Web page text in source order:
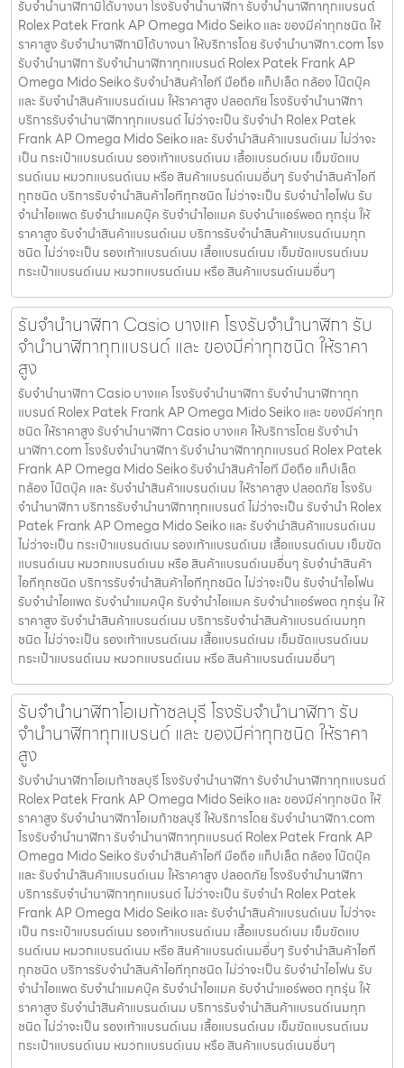
รับจำนำนาฬิกามิโด้บางนา โรงรับจำนำนาฬิกา รับจำนำนาฬิกาทุกแบรนด์
Rolex Patek Frank AP Omega Mido Seiko และ ของมีค่าทุกชนิด ให้
ราคาสูง รับจำนำนาฬิกามิโด้บางนา ให้บริการโดย รับจํานํานาฬิกา.com โรง
รับจำนำนาฬิกา รับจำนำนาฬิกาทุกแบรนด์ Rolex Patek Frank AP
Omega Mido Seiko รับจำนำสินค้าไอที มือถือ แท็ปเล็ต กล้อง โน๊ตบุ๊ค
และ รับจำนำสินค้าแบรนด์เนม ให้ราคาสูง ปลอดภัย โรงรับจำนำนาฬิกา
บริการรับจำนำนาฬิกาทุกแบรนด์ ไม่ว่าจะเป็น รับจำนำ Rolex Patek
Frank AP Omega Mido Seiko และ รับจำนำสินค้าแบรนด์เนม ไม่ว่าจะ
เป็น กระเป๋าแบรนด์เนม รองเท้าแบรนด์เนม เสื้อแบรนด์เนม เข็มขัดแบ
รนด์เนม หมวกแบรนด์เนม หรือ สินค้าแบรนด์เนมอื่นๆ รับจำนำสินค้าไอที
ทุกชนิด บริการรับจำนำสินค้าไอทีทุกชนิด ไม่ว่าจะเป็น รับจำนำไอโฟน รับ
จำนำไอแพด รับจำนำแมคบุ๊ค รับจำนำไอแมค รับจำนำแอร์พอต ทุกรุ่น ให้
ราคาสูง รับจำนำสินค้าแบรนด์เนม บริการรับจำนำสินค้าแบรนด์เนมทุก
ชนิด ไม่ว่าจะเป็น รองเท้าแบรนด์เนม เสื้อแบรนด์เนม เข็มขัดแบรนด์เนม
กระเป๋าแบรนด์เนม หมวกแบรนด์เนม หรือ สินค้าแบรนด์เนมอื่นๆ
รับจํานํานาฬิกา Casio บางแค โรงรับจำนำนาฬิกา รับ
จำนำนาฬิกาทุกแบรนด์ และ ของมีค่าทุกชนิด ให้ราคา
สูง
รับจํานํานาฬิกา Casio บางแค โรงรับจำนำนาฬิกา รับจำนำนาฬิกาทุก
แบรนด์ Rolex Patek Frank AP Omega Mido Seiko และ ของมีค่าทุก
ชนิด ให้ราคาสูง รับจํานํานาฬิกา Casio บางแค ให้บริการโดย รับจํานํา
นาฬิกา.com โรงรับจำนำนาฬิกา รับจำนำนาฬิกาทุกแบรนด์ Rolex Patek
Frank AP Omega Mido Seiko รับจำนำสินค้าไอที มือถือ แท็ปเล็ต
กล้อง โน๊ตบุ๊ค และ รับจำนำสินค้าแบรนด์เนม ให้ราคาสูง ปลอดภัย โรงรับ
จำนำนาฬิกา บริการรับจำนำนาฬิกาทุกแบรนด์ ไม่ว่าจะเป็น รับจำนำ Rolex
Patek Frank AP Omega Mido Seiko และ รับจำนำสินค้าแบรนด์เนม
ไม่ว่าจะเป็น กระเป๋าแบรนด์เนม รองเท้าแบรนด์เนม เสื้อแบรนด์เนม เข็มขัด
แบรนด์เนม หมวกแบรนด์เนม หรือ สินค้าแบรนด์เนมอื่นๆ รับจำนำสินค้า
ไอทีทุกชนิด บริการรับจำนำสินค้าไอทีทุกชนิด ไม่ว่าจะเป็น รับจำนำไอโฟน
รับจำนำไอแพด รับจำนำแมคบุ๊ค รับจำนำไอแมค รับจำนำแอร์พอต ทุกรุ่น ให้
ราคาสูง รับจำนำสินค้าแบรนด์เนม บริการรับจำนำสินค้าแบรนด์เนมทุก
ชนิด ไม่ว่าจะเป็น รองเท้าแบรนด์เนม เสื้อแบรนด์เนม เข็มขัดแบรนด์เนม
กระเป๋าแบรนด์เนม หมวกแบรนด์เนม หรือ สินค้าแบรนด์เนมอื่นๆ
รับจำนำนาฬิกาโอเมก้าชลบุรี โรงรับจำนำนาฬิกา รับ
จำนำนาฬิกาทุกแบรนด์ และ ของมีค่าทุกชนิด ให้ราคา
สูง
รับจำนำนาฬิกาโอเมก้าชลบุรี โรงรับจำนำนาฬิกา รับจำนำนาฬิกาทุกแบรนด์
Rolex Patek Frank AP Omega Mido Seiko และ ของมีค่าทุกชนิด ให้
ราคาสูง รับจำนำนาฬิกาโอเมก้าชลบุรี ให้บริการโดย รับจํานํานาฬิกา.com
โรงรับจำนำนาฬิกา รับจำนำนาฬิกาทุกแบรนด์ Rolex Patek Frank AP
Omega Mido Seiko รับจำนำสินค้าไอที มือถือ แท็ปเล็ต กล้อง โน๊ตบุ๊ค
และ รับจำนำสินค้าแบรนด์เนม ให้ราคาสูง ปลอดภัย โรงรับจำนำนาฬิกา
บริการรับจำนำนาฬิกาทุกแบรนด์ ไม่ว่าจะเป็น รับจำนำ Rolex Patek
Frank AP Omega Mido Seiko และ รับจำนำสินค้าแบรนด์เนม ไม่ว่าจะ
เป็น กระเป๋าแบรนด์เนม รองเท้าแบรนด์เนม เสื้อแบรนด์เนม เข็มขัดแบ
รนด์เนม หมวกแบรนด์เนม หรือ สินค้าแบรนด์เนมอื่นๆ รับจำนำสินค้าไอที
ทุกชนิด บริการรับจำนำสินค้าไอทีทุกชนิด ไม่ว่าจะเป็น รับจำนำไอโฟน รับ
จำนำไอแพด รับจำนำแมคบุ๊ค รับจำนำไอแมค รับจำนำแอร์พอต ทุกรุ่น ให้
ราคาสูง รับจำนำสินค้าแบรนด์เนม บริการรับจำนำสินค้าแบรนด์เนมทุก
ชนิด ไม่ว่าจะเป็น รองเท้าแบรนด์เนม เสื้อแบรนด์เนม เข็มขัดแบรนด์เนม
กระเป๋าแบรนด์เนม หมวกแบรนด์เนม หรือ สินค้าแบรนด์เนมอื่นๆ